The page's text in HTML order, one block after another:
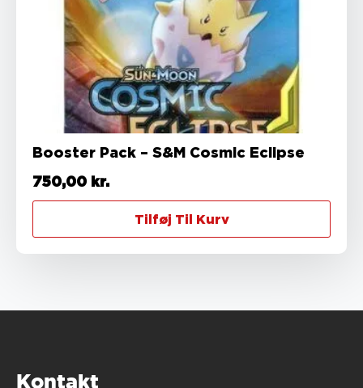
Booster Pack – S&M Cosmic Eclipse
750,00 kr.
Tilføj Til Kurv
Kontakt